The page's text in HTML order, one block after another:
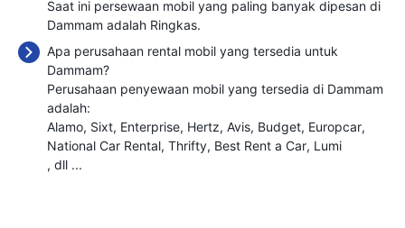
Saat ini persewaan mobil yang paling banyak dipesan di
Dammam adalah Ringkas.
Apa perusahaan rental mobil yang tersedia untuk
Dammam?
Perusahaan penyewaan mobil yang tersedia di Dammam
adalah:
Alamo Sixt Enterprise Hertz Avis Budget Europcar
National Car Rental Thrifty Best Rent a Car Lumi
, dll ...